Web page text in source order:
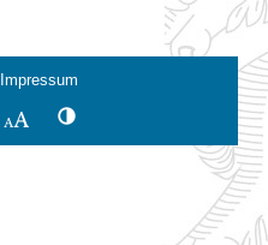
Impressum
SchriftgrößeKontrastwechsel